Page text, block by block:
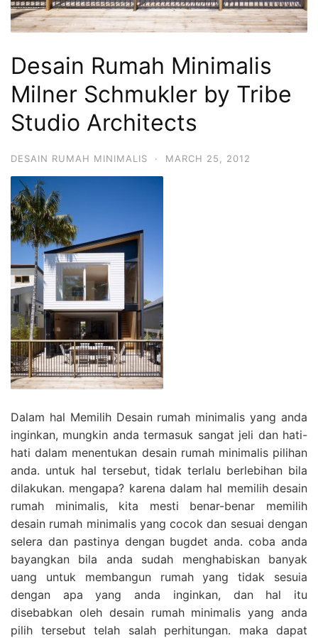
Desain Rumah Minimalis
Milner Schmukler by Tribe
Studio Architects
DESAIN RUMAH MINIMALIS · MARCH 25, 2012
Dalam hal Memilih Desain rumah minimalis yang anda
inginkan, mungkin anda termasuk sangat jeli dan hati-
hati dalam menentukan desain rumah minimalis pilihan
anda. untuk hal tersebut, tidak terlalu berlebihan bila
dilakukan. mengapa? karena dalam hal memilih desain
rumah minimalis, kita mesti benar-benar memilih
desain rumah minimalis yang cocok dan sesuai dengan
selera dan pastinya dengan bugdet anda. coba anda
bayangkan bila anda sudah menghabiskan banyak
uang untuk membangun rumah yang tidak sesuia
dengan apa yang anda inginkan, dan hal itu
disebabkan oleh desain rumah minimalis yang anda
pilih tersebut telah salah perhitungan. maka dapat